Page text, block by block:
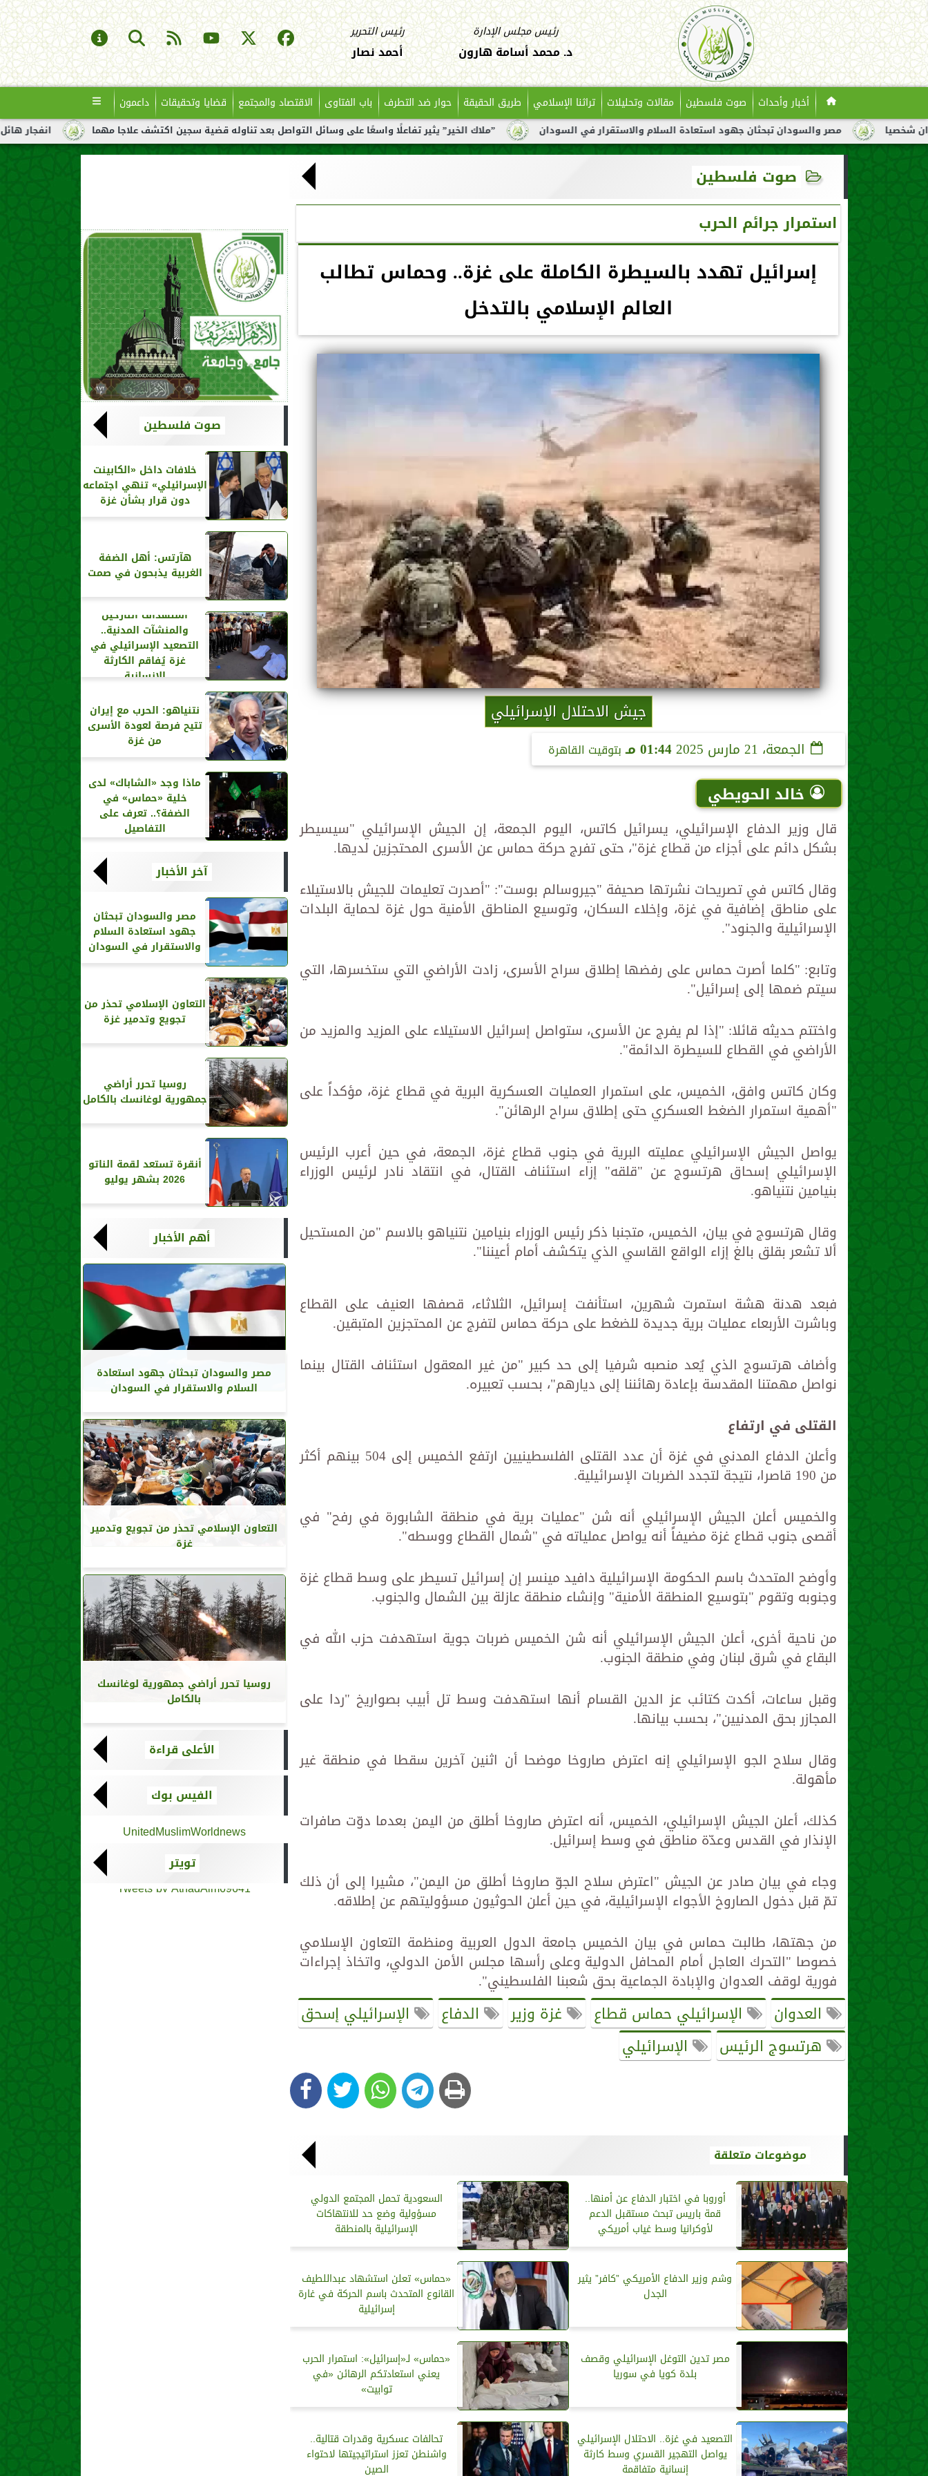
رئيس مجلس الإدارة
د. محمد أسامة هارون
رئيس التحرير
أحمد نصار
أخبار وأحداث صوت فلسطين مقالات وتحليلات تراثنا الإسلامي طريق الحقيقة حوار ضد التطرف باب الفتاوى الاقتصاد والمجتمع قضايا وتحقيقات داعمون
انفجار هائل لناقلة نفط قبالة ”ملاك الخير” يثير تفاعلًا واسعًا على وسائل التواصل بعد تناوله قضية سجين اكتشف علاجا مهما مصر والسودان تبحثان جهود استعادة السلام والاستقرار في السودان
صوت فلسطين
استمرار جرائم الحرب
إسرائيل تهدد بالسيطرة الكاملة على غزة.. وحماس تطالب
العالم الإسلامي بالتدخل
جيش الاحتلال الإسرائيلي
الجمعة، 21 مارس 2025 01:44 مـ بتوقيت القاهرة
خالد الحويطي
قال وزير الدفاع الإسرائيلي، يسرائيل كاتس، اليوم الجمعة، إن الجيش الإسرائيلي "سيسيطر
بشكل دائم على أجزاء من قطاع غزة"، حتى تفرج حركة حماس عن الأسرى المحتجزين لديها.
وقال كاتس في تصريحات نشرتها صحيفة "جيروسالم بوست": "أصدرت تعليمات للجيش بالاستيلاء
على مناطق إضافية في غزة، وإخلاء السكان، وتوسيع المناطق الأمنية حول غزة لحماية البلدات
الإسرائيلية والجنود".
وتابع: "كلما أصرت حماس على رفضها إطلاق سراح الأسرى، زادت الأراضي التي ستخسرها، التي
سيتم ضمها إلى إسرائيل".
واختتم حديثه قائلا: "إذا لم يفرج عن الأسرى، ستواصل إسرائيل الاستيلاء على المزيد والمزيد من
الأراضي في القطاع للسيطرة الدائمة".
وكان كاتس وافق، الخميس، على استمرار العمليات العسكرية البرية في قطاع غزة، مؤكداً على
"أهمية استمرار الضغط العسكري حتى إطلاق سراح الرهائن".
يواصل الجيش الإسرائيلي عمليته البرية في جنوب قطاع غزة، الجمعة، في حين أعرب الرئيس
الإسرائيلي إسحاق هرتسوج عن "قلقه" إزاء استئناف القتال، في انتقاد نادر لرئيس الوزراء
بنيامين نتنياهو.
وقال هرتسوج في بيان، الخميس، متجنبا ذكر رئيس الوزراء بنيامين نتنياهو بالاسم "من المستحيل
ألا تشعر بقلق بالغ إزاء الواقع القاسي الذي يتكشف أمام أعيننا".
فبعد هدنة هشة استمرت شهرين، استأنفت إسرائيل، الثلاثاء، قصفها العنيف على القطاع
وباشرت الأربعاء عمليات برية جديدة للضغط على حركة حماس لتفرج عن المحتجزين المتبقين.
وأضاف هرتسوج الذي يُعد منصبه شرفيا إلى حد كبير "من غير المعقول استئناف القتال بينما
نواصل مهمتنا المقدسة بإعادة رهائننا إلى ديارهم"، بحسب تعبيره.
القتلى في ارتفاع
وأعلن الدفاع المدني في غزة أن عدد القتلى الفلسطينيين ارتفع الخميس إلى 504 بينهم أكثر
من 190 قاصرا، نتيجة لتجدد الضربات الإسرائيلية.
والخميس أعلن الجيش الإسرائيلي أنه شن "عمليات برية في منطقة الشابورة في رفح" في
أقصى جنوب قطاع غزة مضيفاً أنه يواصل عملياته في "شمال القطاع ووسطه".
وأوضح المتحدث باسم الحكومة الإسرائيلية دافيد مينسر إن إسرائيل تسيطر على وسط قطاع غزة
وجنوبه وتقوم "بتوسيع المنطقة الأمنية" وإنشاء منطقة عازلة بين الشمال والجنوب.
من ناحية أخرى، أعلن الجيش الإسرائيلي أنه شن الخميس ضربات جوية استهدفت حزب الله في
البقاع في شرق لبنان وفي منطقة الجنوب.
وقبل ساعات، أكدت كتائب عز الدين القسام أنها استهدفت وسط تل أبيب بصواريخ "ردا على
المجازر بحق المدنيين"، بحسب بيانها.
وقال سلاح الجو الإسرائيلي إنه اعترض صاروخا موضحا أن اثنين آخرين سقطا في منطقة غير
مأهولة.
كذلك، أعلن الجيش الإسرائيلي، الخميس، أنه اعترض صاروخا أطلق من اليمن بعدما دوّت صافرات
الإنذار في القدس وعدّة مناطق في وسط إسرائيل.
وجاء في بيان صادر عن الجيش "اعترض سلاح الجوّ صاروخا أطلق من اليمن"، مشيرا إلى أن ذلك
تمّ قبل دخول الصاروخ الأجواء الإسرائيلية، في حين أعلن الحوثيون مسؤوليتهم عن إطلاقه.
من جهتها، طالبت حماس في بيان الخميس جامعة الدول العربية ومنظمة التعاون الإسلامي
خصوصا "التحرك العاجل أمام المحافل الدولية وعلى رأسها مجلس الأمن الدولي، واتخاذ إجراءات
فورية لوقف العدوان والإبادة الجماعية بحق شعبنا الفلسطيني".
العدوان الإسرائيلي حماس قطاع غزة وزير الدفاع
الإسرائيلي إسحق
هرتسوج الرئيس
الإسرائيلي
موضوعات متعلقة
أوروبا في اختبار الدفاع عن أمنها..
قمة باريس تبحث مستقبل الدعم
لأوكرانيا وسط غياب أمريكي
السعودية تحمل المجتمع الدولي
مسؤولية وضع حد للانتهاكات
الإسرائيلية بالمنطقة
وشم وزير الدفاع الأمريكي ”كافر” يثير
الجدل
«حماس» تعلن استشهاد عبداللطيف
القانوع المتحدث باسم الحركة في غارة
إسرائيلية
مصر تدين التوغل الإسرائيلي وقصف
بلدة كويا في سوريا
«حماس» لـ«إسرائيل»: استمرار الحرب
يعني استعادتكم الرهائن «في
توابيت»
التصعيد في غزة.. الاحتلال الإسرائيلي
يواصل التهجير القسري وسط كارثة
إنسانية متفاقمة
تحالفات عسكرية وقدرات قتالية..
واشنطن تعزز استراتيجيتها لاحتواء
الصين
صوت فلسطين
خلافات داخل «الكابينت
الإسرائيلي» تنهي اجتماعه
دون قرار بشأن غزة
هآرتس: أهل الضفة
الغربية يذبحون في صمت
استهداف النازحين
والمنشآت المدنية..
التصعيد الإسرائيلي في
غزة يُفاقم الكارثة
الإنسانية
نتنياهو: الحرب مع إيران
تتيح فرصة لعودة الأسرى
من غزة
ماذا وجد «الشاباك» لدى
خلية «حماس» في
الضفة؟.. تعرف على
التفاصيل
آخر الأخبار
مصر والسودان تبحثان
جهود استعادة السلام
والاستقرار في السودان
التعاون الإسلامي تحذر من
تجويع وتدمير غزة
روسيا تحرر أراضي
جمهورية لوغانسك بالكامل
أنقرة تستعد لقمة الناتو
2026 بشهر يوليو
أهم الأخبار
مصر والسودان تبحثان جهود استعادة
السلام والاستقرار في السودان
التعاون الإسلامي تحذر من تجويع وتدمير
غزة
روسيا تحرر أراضي جمهورية لوغانسك
بالكامل
الأعلى قراءة
الفيس بوك
UnitedMuslimWorldnews
تويتر
Tweets by AthadAlm69641